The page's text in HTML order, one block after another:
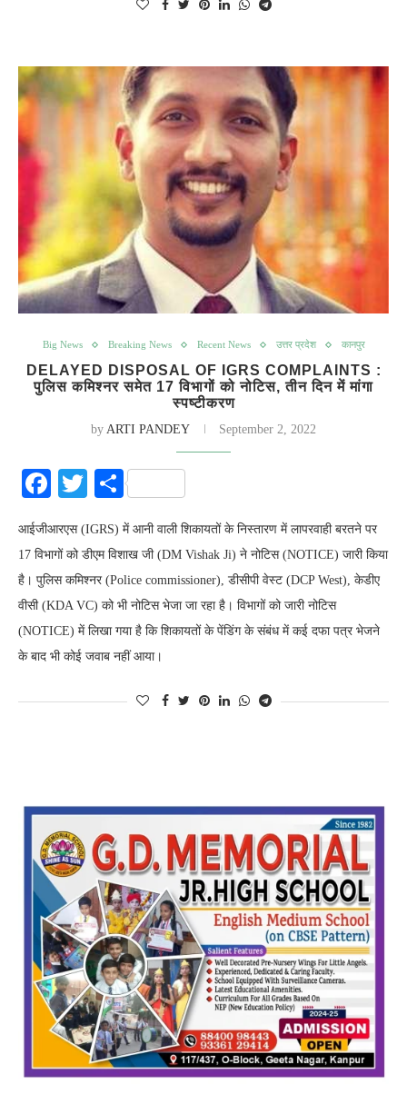
Big News Breaking News Recent News उत्तर प्रदेश कानपुर
DELAYED DISPOSAL OF IGRS COMPLAINTS :
पुलिस कमिश्नर समेत 17 विभागों को नोटिस, तीन दिन में मांगा
स्पष्टीकरण
by ARTI PANDEY September 2, 2022
Facebook
Twitter
Share
आईजीआरएस (IGRS) में आनी वाली शिकायतों के निस्तारण में लापरवाही बरतने पर
17 विभागों को डीएम विशाख जी (DM Vishak Ji) ने नोटिस (NOTICE) जारी किया
है। पुलिस कमिश्नर (Police commissioner), डीसीपी वेस्ट (DCP West), केडीए
वीसी (KDA VC) को भी नोटिस भेजा जा रहा है। विभागों को जारी नोटिस
(NOTICE) में लिखा गया है कि शिकायतों के पेंडिंग के संबंध में कई दफा पत्र भेजने
के बाद भी कोई जवाब नहीं आया।